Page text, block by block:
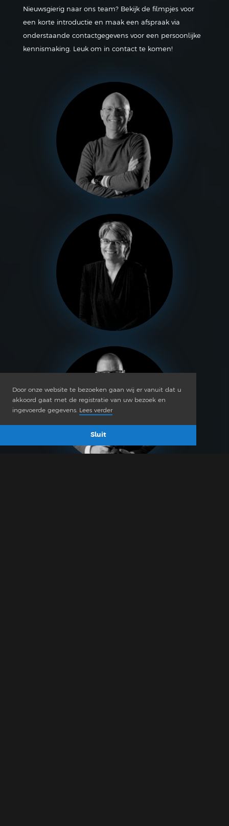
Door onze website te bezoeken gaan wij er vanuit dat u
akkoord gaat met de registratie van uw bezoek en
ingevoerde gegevens.
Lees verder
Sluit
Nieuwsgierig naar ons team? Bekijk de filmpjes voor
een korte introductie en maak een afspraak via
onderstaande contactgegevens voor een persoonlijke
kennismaking. Leuk om in contact te komen!